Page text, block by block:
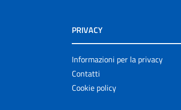
PRIVACY
Informazioni per la privacy
Contatti
Cookie policy